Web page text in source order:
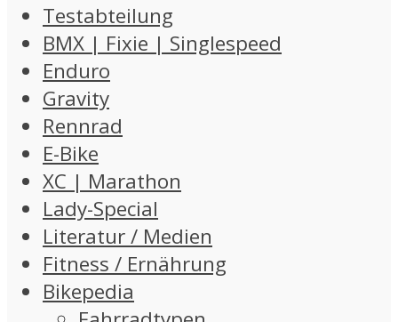
Testabteilung
BMX | Fixie | Singlespeed
Enduro
Gravity
Rennrad
E-Bike
XC | Marathon
Lady-Special
Literatur / Medien
Fitness / Ernährung
Bikepedia